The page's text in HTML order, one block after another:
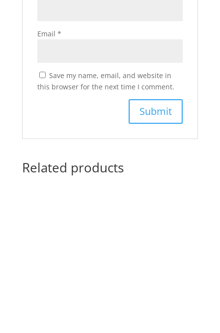
Email *
Save my name, email, and website in
this browser for the next time I comment.
Related products